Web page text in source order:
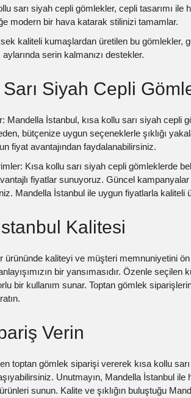
sarı siyah cepli gömlekler, cepli tasarımı
modern bir hava katarak stilinizi tamamlar.
kaliteli kumaşlardan üretilen bu gömlekler,
serin kalmanızı destekler.
Siyah Cepli
Mandella İstanbul, kısa kollu sarı siyah cepli
bütçenize uygun seçeneklerle şıklığı
fiyat avantajından faydalanabilirsiniz.
Kısa kollu sarı siyah cepli gömleklerde
fiyatlar sunuyoruz. Güncel
Mandella İstanbul ile uygun fiyatlarla kaliteli
Kalitesi
ürününde kaliteyi ve müşteri memnuniyetini
bir yansımasıdır. Özenle
bir kullanım sunar. Toptan gömlek
Verin
toptan gömlek siparişi vererek kısa kollu
Unutmayın, Mandella İstanbul
sunun. Kalite ve şıklığın buluştuğu